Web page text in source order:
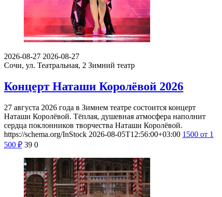
2026-08-27 2026-08-27
Сочи, ул. Театральная, 2 Зимний театр
Концерт Наташи Королёвой 2026
27 августа 2026 года в Зимнем театре состоится концерт
Наташи Королёвой. Тёплая, душевная атмосфера наполнит
сердца поклонников творчества Наташи Королёвой.
https://schema.org/InStock 2026-08-05T12:56:00+03:00 1500 от 1
500 ₽ 39 0